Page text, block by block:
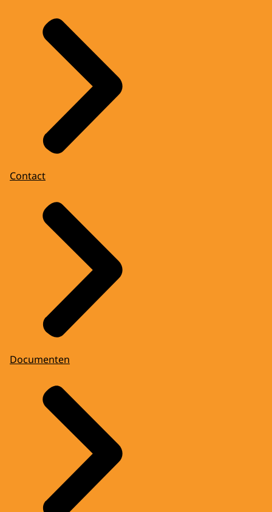
Contact
Documenten